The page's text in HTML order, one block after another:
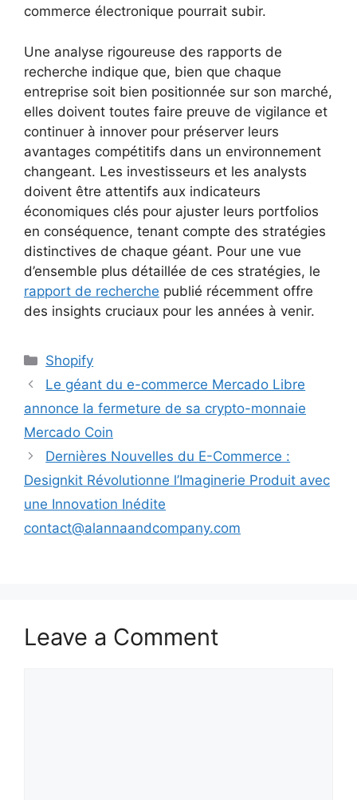
commerce électronique pourrait subir.
Une analyse rigoureuse des rapports de
recherche indique que, bien que chaque
entreprise soit bien positionnée sur son marché,
elles doivent toutes faire preuve de vigilance et
continuer à innover pour préserver leurs
avantages compétitifs dans un environnement
changeant. Les investisseurs et les analysts
doivent être attentifs aux indicateurs
économiques clés pour ajuster leurs portfolios
en conséquence, tenant compte des stratégies
distinctives de chaque géant. Pour une vue
d’ensemble plus détaillée de ces stratégies, le
rapport de recherche publié récemment offre
des insights cruciaux pour les années à venir.
Categories
Shopify
Le géant du e-commerce Mercado Libre
annonce la fermeture de sa crypto-monnaie
Mercado Coin
Dernières Nouvelles du E-Commerce :
Designkit Révolutionne l’Imaginerie Produit avec
une Innovation Inédite
contact@alannaandcompany.com
Leave a Comment